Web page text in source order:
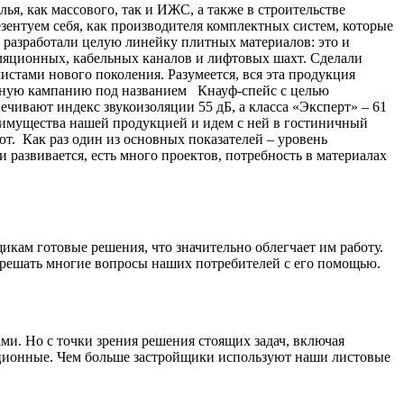
как массового, так и ИЖС, а также в строительстве
себя, как производителя комплектных систем, которые
целую линейку плитных материалов: это и
кабельных каналов и лифтовых шахт. Сделали
нового поколения. Разумеется, вся эта продукция
кампанию под названием Кнауф-спейс с целью
индекс звукоизоляции 55 дБ, а класса «Эксперт» – 61
нашей продукцией и идем с ней в гостиничный
Как раз один из основных показателей – уровень
есть много проектов, потребность в материалах
готовые решения, что значительно облегчает им работу.
многие вопросы наших потребителей с его помощью.
Но с точки зрения решения стоящих задач, включая
Чем больше застройщики используют наши листовые